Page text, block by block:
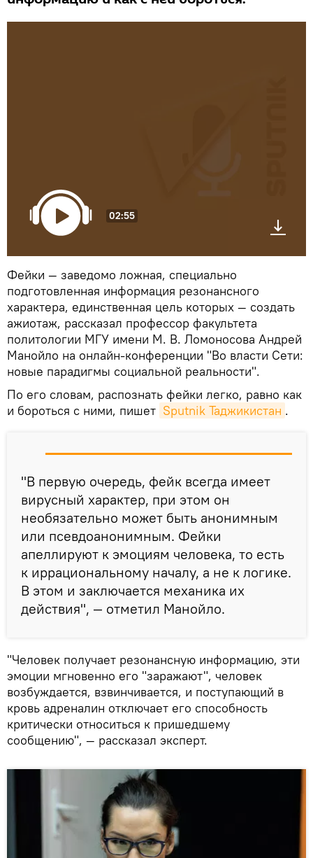
02:55
Фейки — заведомо ложная, специально
подготовленная информация резонансного
характера, единственная цель которых — создать
ажиотаж, рассказал профессор факультета
политологии МГУ имени М. В. Ломоносова Андрей
Манойло на онлайн-конференции "Во власти Сети:
новые парадигмы социальной реальности".
По его словам, распознать фейки легко, равно как
и бороться с ними, пишет Sputnik Таджикистан .
"В первую очередь, фейк всегда имеет
вирусный характер, при этом он
необязательно может быть анонимным
или псевдоанонимным. Фейки
апеллируют к эмоциям человека, то есть
к иррациональному началу, а не к логике.
В этом и заключается механика их
действия", — отметил Манойло.
"Человек получает резонансную информацию, эти
эмоции мгновенно его "заражают", человек
возбуждается, взвинчивается, и поступающий в
кровь адреналин отключает его способность
критически относиться к пришедшему
сообщению", — рассказал эксперт.